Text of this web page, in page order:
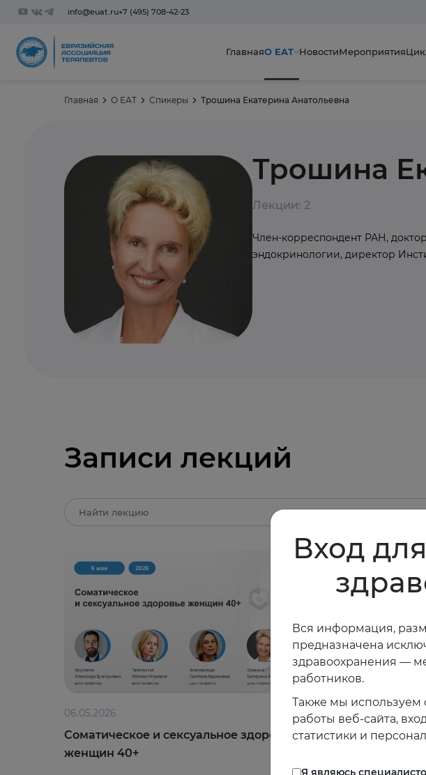
info@euat.ru+7 (495) 708-42-23
ГлавнаяО ЕАТ НовостиМероприятия
Главная О ЕАТ Спикеры Трошина Екатерина Анатольевна
Трошина
Лекции: 2
Член-корреспондент РАН,
эндокринологии, директор
Записи лекций
06.05.2026
Соматическое и сексуальное здоровье
женщин 40+
18.02.2026
Современные
Вход
Вся информация,
предназначена
здравоохранения —
работников.
Также мы используем
работы веб-сайта,
статистики и
Я являюсь